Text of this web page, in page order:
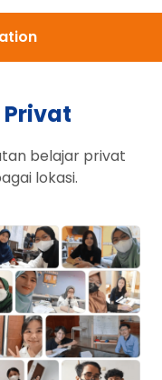
Privat
belajar privat
lokasi.